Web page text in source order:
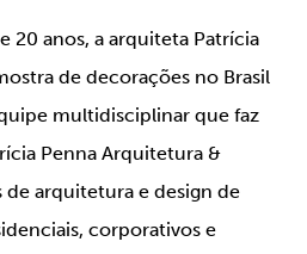
20 anos, a arquiteta Patrícia
de decorações no Brasil
multidisciplinar que faz
Penna Arquitetura &
de arquitetura e design de
corporativos e